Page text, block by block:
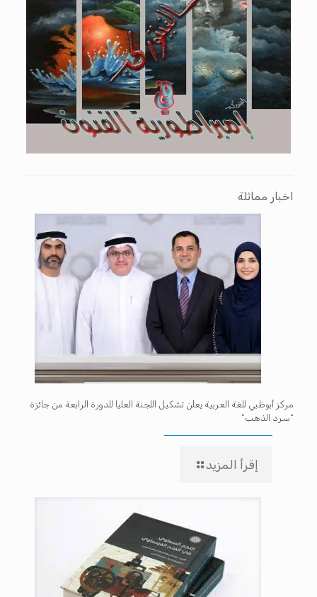
اخبار مماثلة
مركز أبوظبي للغة العربية يعلن تشكيل اللجنة العليا للدورة الرابعة من جائزة
“سرد الذهب”
إقرأ المزيد